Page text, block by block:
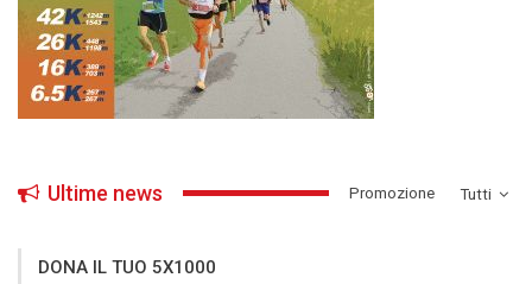
Tutti
Ultime news ­Promozione
DONA IL TUO 5X1000